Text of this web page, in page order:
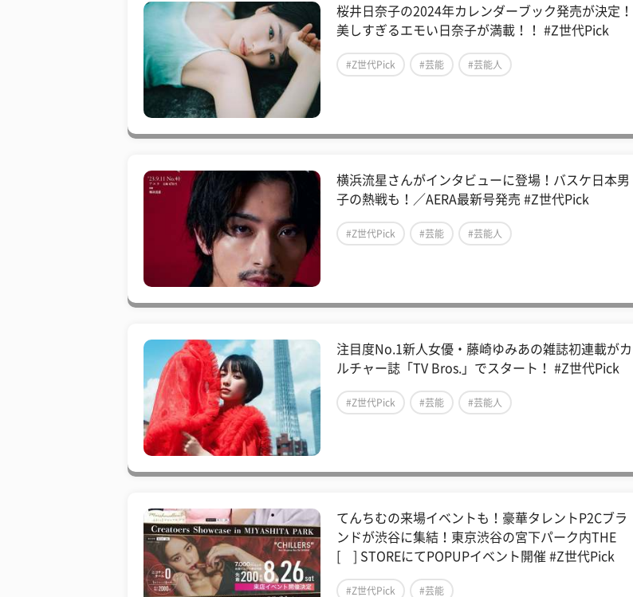
桜井日奈子の2024年カレンダーブック発売が決定！
美しすぎるエモい日奈子が満載！！ #Z世代Pick
#Z世代Pick #芸能 #芸能人
横浜流星さんがインタビューに登場！バスケ日本男
子の熱戦も！／AERA最新号発売 #Z世代Pick
#Z世代Pick #芸能 #芸能人
注目度No.1新人女優・藤崎ゆみあの雑誌初連載がカ
ルチャー誌「TV Bros.」でスタート！ #Z世代Pick
#Z世代Pick #芸能 #芸能人
てんちむの来場イベントも！豪華タレントP2Cブラ
ンドが渋谷に集結！東京渋谷の宮下パーク内THE
[ ] STOREにてPOPUPイベント開催 #Z世代Pick
#Z世代Pick #芸能